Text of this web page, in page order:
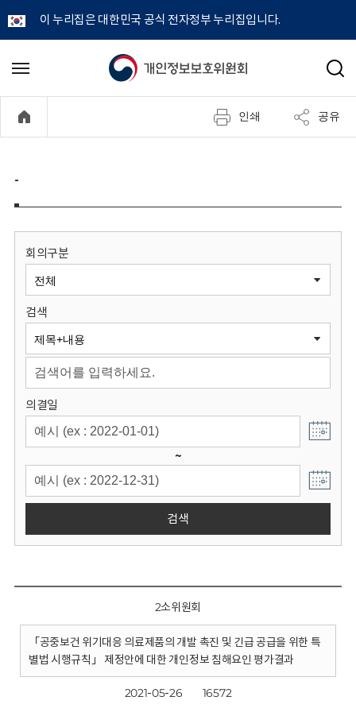
이 누리집은 대한민국 공식 전자정부 누리집입니다.
개
정
보
원
회
메
기
검
인쇄 공유
-
회의구분
검색
의결일
~
검색
2소위원회
「공중보건 위기대응 의료제품의 개발 촉진 및 긴급 공급을 위한 특
별법 시행규칙」 제정안에 대한 개인정보 침해요인 평가결과
2021-05-26 16572